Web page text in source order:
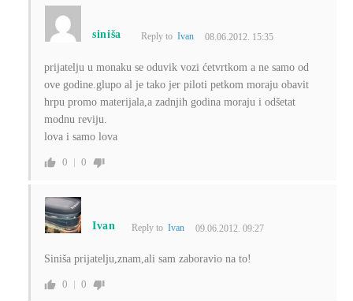
siniša Reply toIvan 08.06.2012. 15:35
prijatelju u monaku se oduvik vozi ćetvrtkom a ne samo od
ove godine.glupo al je tako jer piloti petkom moraju obavit
hrpu promo materijala,a zadnjih godina moraju i odšetat
modnu reviju.
lova i samo lova
0 0
Ivan Reply to Ivan 09.06.2012. 09:27
Siniša prijatelju,znam,ali sam zaboravio na to!
0 0